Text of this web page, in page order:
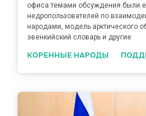
офиса темами обсуждения были
недропользователей по
народами, модель арктического
эвенкийский словарь и другие
КОРЕННЫЕ НАРОДЫ